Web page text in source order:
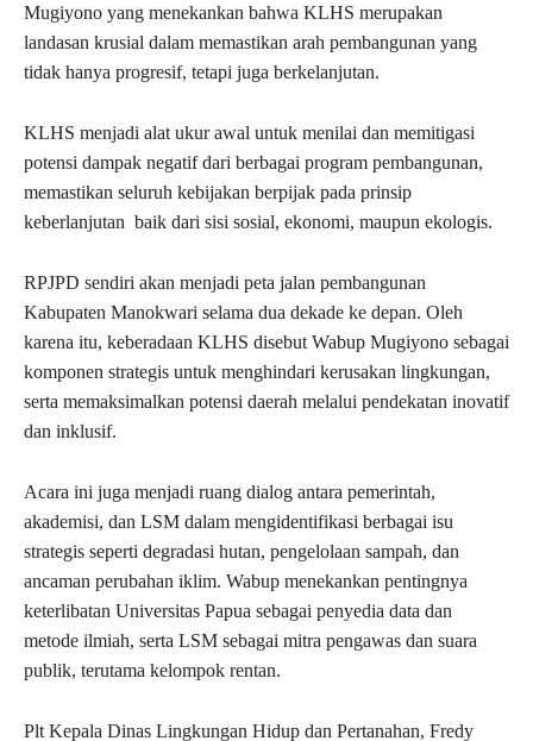
Mugiyono yang menekankan bahwa KLHS merupakan
landasan krusial dalam memastikan arah pembangunan yang
tidak hanya progresif, tetapi juga berkelanjutan.
KLHS menjadi alat ukur awal untuk menilai dan memitigasi
potensi dampak negatif dari berbagai program pembangunan,
memastikan seluruh kebijakan berpijak pada prinsip
keberlanjutan baik dari sisi sosial, ekonomi, maupun ekologis.
RPJPD sendiri akan menjadi peta jalan pembangunan
Kabupaten Manokwari selama dua dekade ke depan. Oleh
karena itu, keberadaan KLHS disebut Wabup Mugiyono sebagai
komponen strategis untuk menghindari kerusakan lingkungan,
serta memaksimalkan potensi daerah melalui pendekatan inovatif
dan inklusif.
Acara ini juga menjadi ruang dialog antara pemerintah,
akademisi, dan LSM dalam mengidentifikasi berbagai isu
strategis seperti degradasi hutan, pengelolaan sampah, dan
ancaman perubahan iklim. Wabup menekankan pentingnya
keterlibatan Universitas Papua sebagai penyedia data dan
metode ilmiah, serta LSM sebagai mitra pengawas dan suara
publik, terutama kelompok rentan.
Plt Kepala Dinas Lingkungan Hidup dan Pertanahan, Fredy